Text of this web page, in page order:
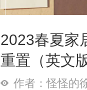
2023春夏家
重置（英文版
作者：怪怪的